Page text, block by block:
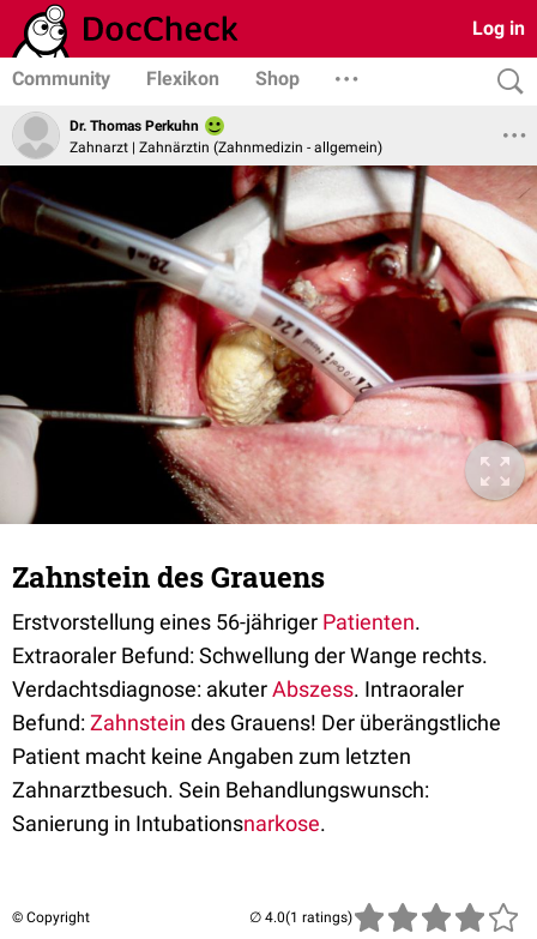
Log in
Community Flexikon Shop
Dr. Thomas Perkuhn
Zahnarzt | Zahnärztin (Zahnmedizin - allgemein)
Zahnstein des Grauens
Erstvorstellung eines 56-jähriger Patienten.
Extraoraler Befund: Schwellung der Wange rechts.
Verdachtsdiagnose: akuterAbszess. Intraoraler
Befund:Zahnstein des Grauens! Der überängstliche
Patient macht keine Angaben zum letzten
Zahnarztbesuch. Sein Behandlungswunsch:
Sanierung in Intubationsnarkose.
© Copyright (1 ratings)